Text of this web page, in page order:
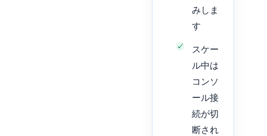
みしま
す
スケー
ル中は
コンソ
ール接
続が切
断され